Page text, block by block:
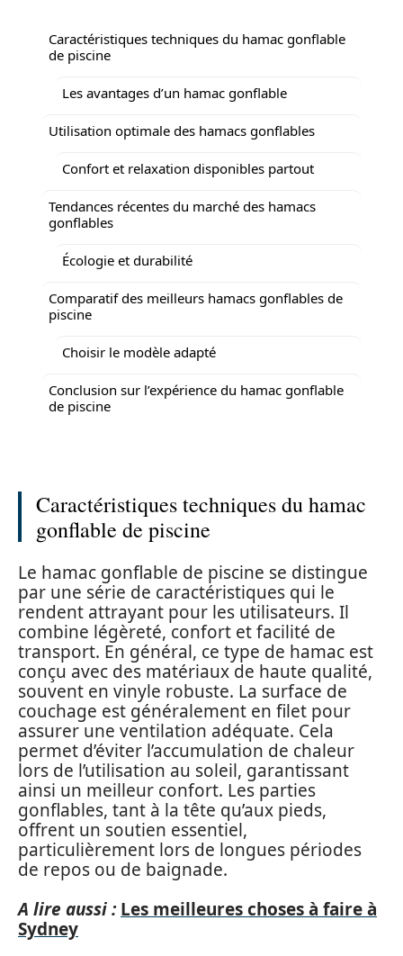
Caractéristiques techniques du hamac gonflable
de piscine
Les avantages d’un hamac gonflable
Utilisation optimale des hamacs gonflables
Confort et relaxation disponibles partout
Tendances récentes du marché des hamacs
gonflables
Écologie et durabilité
Comparatif des meilleurs hamacs gonflables de
piscine
Choisir le modèle adapté
Conclusion sur l’expérience du hamac gonflable
de piscine
Caractéristiques techniques du hamac
gonflable de piscine
Le hamac gonflable de piscine se distingue
par une série de caractéristiques qui le
rendent attrayant pour les utilisateurs. Il
combine légèreté, confort et facilité de
transport. En général, ce type de hamac est
conçu avec des matériaux de haute qualité,
souvent en vinyle robuste. La surface de
couchage est généralement en filet pour
assurer une ventilation adéquate. Cela
permet d’éviter l’accumulation de chaleur
lors de l’utilisation au soleil, garantissant
ainsi un meilleur confort. Les parties
gonflables, tant à la tête qu’aux pieds,
offrent un soutien essentiel,
particulièrement lors de longues périodes
de repos ou de baignade.
A lire aussi : Les meilleures choses à faire à
Sydney